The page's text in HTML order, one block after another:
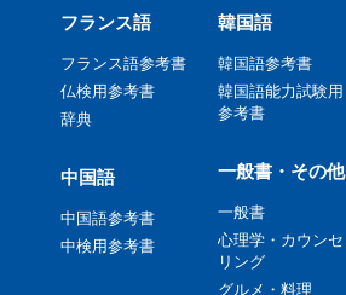
フランス語
フランス語参考書
仏検用参考書
辞典
中国語
中国語参考書
中検用参考書
韓国語
韓国語参考書
韓国語能力試験用
参考書
一般書・その他
一般書
心理学・カウンセ
リング
グルメ・料理